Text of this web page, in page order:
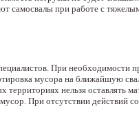
самосвалы при работе с
При необходимости
мусора на ближайшую
нельзя оставлять
При отсутствии действий